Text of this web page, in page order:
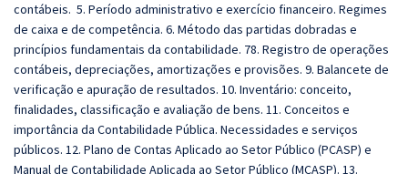
contábeis. 5. Período administrativo e exercício financeiro. Regimes
de caixa e de competência. 6. Método das partidas dobradas e
princípios fundamentais da contabilidade. 78. Registro de operações
contábeis, depreciações, amortizações e provisões. 9. Balancete de
verificação e apuração de resultados. 10. Inventário: conceito,
finalidades, classificação e avaliação de bens. 11. Conceitos e
importância da Contabilidade Pública. Necessidades e serviços
públicos. 12. Plano de Contas Aplicado ao Setor Público (PCASP) e
Manual de Contabilidade Aplicada ao Setor Público (MCASP). 13.